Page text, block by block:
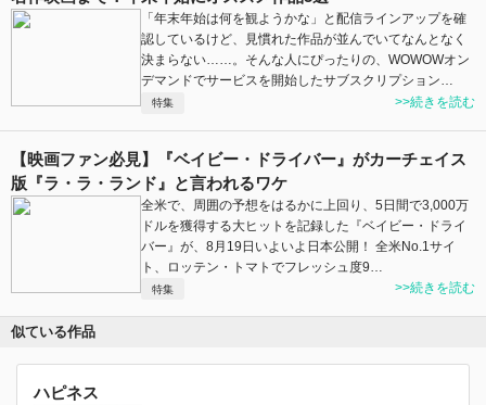
「年末年始は何を観ようかな」と配信ラインアップを確
認しているけど、見慣れた作品が並んでいてなんとなく
決まらない……。そんな人にぴったりの、WOWOWオン
デマンドでサービスを開始したサブスクリプション…
特集 >>続きを読む
【映画ファン必見】『ベイビー・ドライバー』がカーチェイス
版『ラ・ラ・ランド』と言われるワケ
全米で、周囲の予想をはるかに上回り、5日間で3,000万
ドルを獲得する大ヒットを記録した『ベイビー・ドライ
バー』が、8月19日いよいよ日本公開！ 全米No.1サイ
ト、ロッテン・トマトでフレッシュ度9…
特集 >>続きを読む
似ている作品
ハピネス